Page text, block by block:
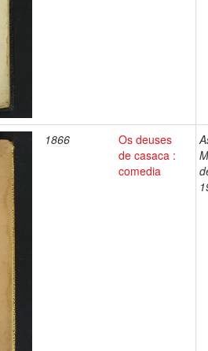
1866
Os deuses
de casaca :
comedia